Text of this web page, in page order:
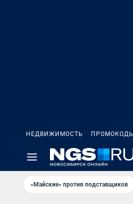
НЕДВИЖИМОСТЬ ПРОМОКОДЫ
«Майские» против подставщиков